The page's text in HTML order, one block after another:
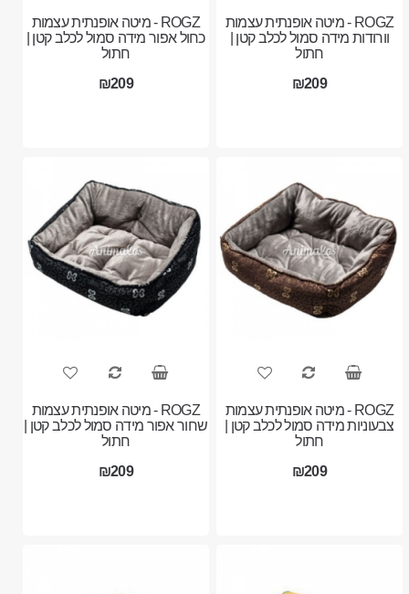
ROGZ - מיטה אופנתית עצמות
וורודות מידה סמול לכלב קטן |
חתול
₪209
ROGZ - מיטה אופנתית עצמות
כחול אפור מידה סמול לכלב קטן |
חתול
₪209
ROGZ - מיטה אופנתית עצמות
צבעוניות מידה סמול לכלב קטן |
חתול
₪209
ROGZ - מיטה אופנתית עצמות
שחור אפור מידה סמול לכלב קטן |
חתול
₪209